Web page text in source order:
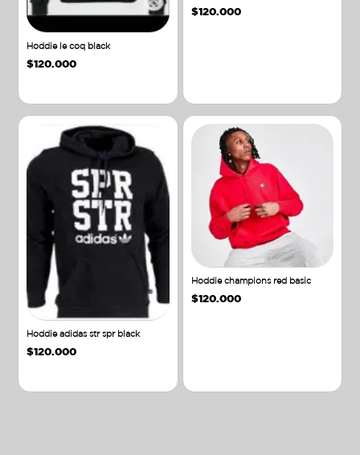
Hoddie le coq black
$120.000
$120.000
Hoddie adidas str spr black
$120.000
Hoddie champions red basic
$120.000